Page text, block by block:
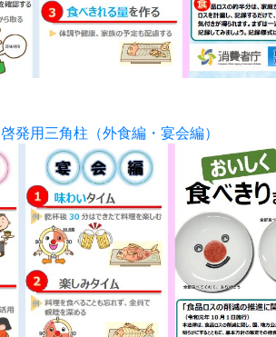
啓発用三角柱（外食編・宴会編）